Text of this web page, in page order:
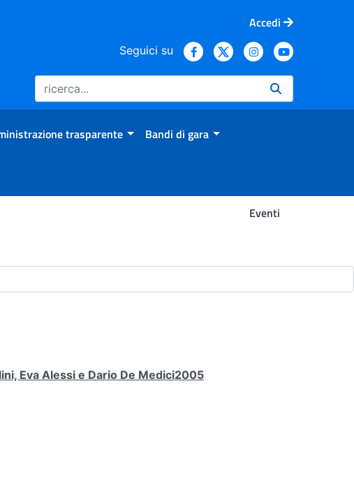
Accedi
Seguici su
trasparente Bandi di gara
Eventi
Eva Alessi e Dario De Medici2005